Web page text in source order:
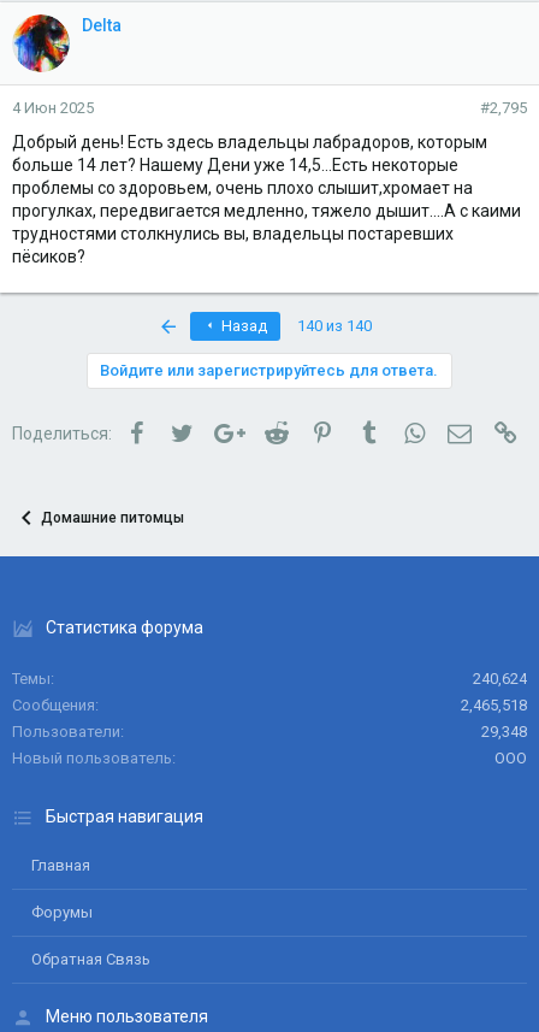
Delta
4 Июн 2025 #2,795
Добрый день! Есть здесь владельцы лабрадоров, которым
больше 14 лет? Нашему Дени уже 14,5...Есть некоторые
проблемы со здоровьем, очень плохо слышит,хромает на
прогулках, передвигается медленно, тяжело дышит....А с каими
трудностями столкнулись вы, владельцы постаревших
пёсиков?
Назад 140 из 140
Войдите или зарегистрируйтесь для ответа.
Поделиться: FacebookTwitterGoogle+Reddit PinterestTumblrWhatsApp
Домашние питомцы
Статистика форума
Темы
240,624
Сообщения
2,465,518
Пользователи
29,348
Новый пользователь
ООО
Быстрая навигация
Главная
Форумы
Обратная Связь
Меню пользователя